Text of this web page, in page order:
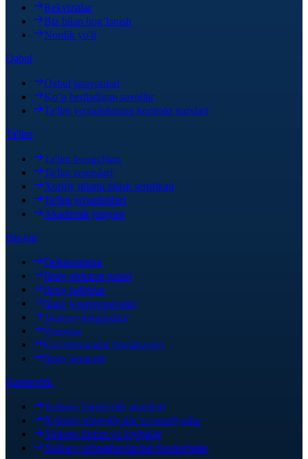
Rekvizitlar
Biz bilan bog’lanish
Nordik yo'li
Qabul
Qabul jarayonlari
Ko’p beriladigan savollar
Ta'lim yo'nalishining kontrakt narxlari
Ta'lim
Ta'lim bosqichlari
Ta'lim resurslari
Xorijiy tillarni bilish sertifikati
Ta'lim yo'nalishlari
Akademik jarayon
Ilm-fan
Doktorantura
Ilmiy elektron jurnal
Ilmiy tadbirlar
Ilmiy konferensiyalar
Tasimo olimpiadasi
Patentlar
Guvohnomalar (malakaviy)
Ilmiy kengash
Hamkorlik
Xalqaro hamkorlik aloqalari
Xalqaro stipendiyalar va amaliyotlar
Xalqaro forum va loyihalar
Xalqaro uchrashuvlardan fotolavhalar